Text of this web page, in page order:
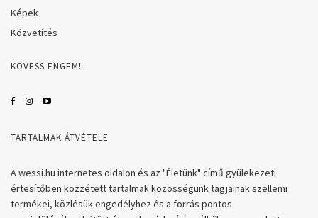
Képek
Közvetítés
KÖVESS ENGEM!
TARTALMAK ÁTVÉTELE
A wessi.hu internetes oldalon és az "Életünk" című gyülekezeti
értesítőben közzétett tartalmak közösségünk tagjainak szellemi
termékei, közlésük engedélyhez és a forrás pontos